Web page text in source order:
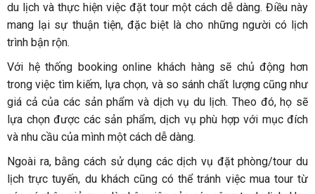
du lịch và thực hiện việc đặt tour một cách dễ dàng. Điều này
mang lại sự thuận tiện, đặc biệt là cho những người có lịch
trình bận rộn.
Với hệ thống booking online khách hàng sẽ chủ động hơn
trong việc tìm kiếm, lựa chọn, và so sánh chất lượng cũng như
giá cả của các sản phẩm và dịch vụ du lịch. Theo đó, họ sẽ
lựa chọn được các sản phẩm, dịch vụ phù hợp với mục đích
và nhu cầu của mình một cách dễ dàng.
Ngoài ra, bằng cách sử dụng các dịch vụ đặt phòng/tour du
lịch trực tuyến, du khách cũng có thể tránh việc mua tour từ